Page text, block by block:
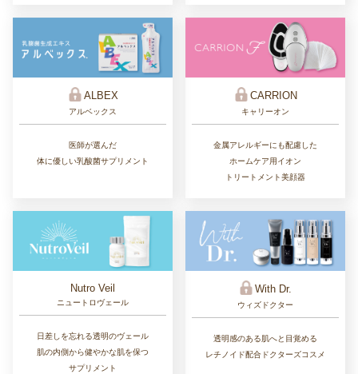
ALBEX
アルベックス
医師が選んだ
体に優しい乳酸菌サプリメント
CARRION
キャリーオン
金属アレルギーにも配慮した
ホームケア用イオン
トリートメント美顔器
Nutro Veil
ニュートロヴェール
日差しを忘れる透明のヴェール
肌の内側から健やかな肌を保つ
サプリメント
With Dr.
ウィズドクター
透明感のある肌へと目覚める
レチノイド配合ドクターズコスメ